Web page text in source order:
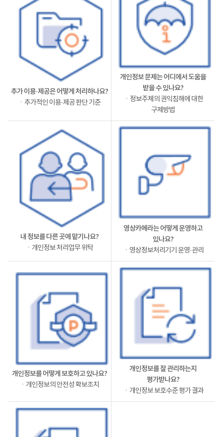
추가 이용·제공은 어떻게 처리하나요?
ㆍ추가적인 이용·제공 판단 기준
개인정보 문제는 어디에서 도움을
받을 수 있나요?
ㆍ정보주체의 권익침해에 대한
구제방법
내 정보를 다른 곳에 맡기나요?
ㆍ개인정보 처리업무 위탁
영상카메라는 어떻게 운영하고
있나요?
ㆍ영상정보처리기기 운영·관리
개인정보를 어떻게 보호하고 있나요?
ㆍ개인정보의 안전성 확보조치
개인정보를 잘 관리하는지
평가받나요?
ㆍ개인정보 보호수준 평가 결과